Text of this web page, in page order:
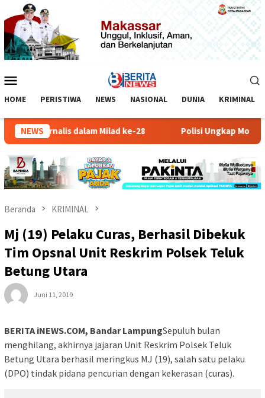
Loncat
ke
konten
Mobile
HOME PERISTIWA NEWS NASIONAL DUNIA KRIMINAL
NEWS
Jurnalis dalam Milad ke-28 Polisi Ungkap Motif
Beranda KRIMINAL
Mj (19) Pelaku Curas, Berhasil Dibekuk
Tim Opsnal Unit Reskrim Polsek Teluk
Betung Utara
Juni 11, 2019
BERITA iNEWS.COM, Bandar LampungSepuluh bulan
menghilang, akhirnya jajaran Unit Reskrim Polsek Teluk
Betung Utara berhasil meringkus MJ (19), salah satu pelaku
(DPO) tindak pidana pencurian dengan kekerasan (curas).